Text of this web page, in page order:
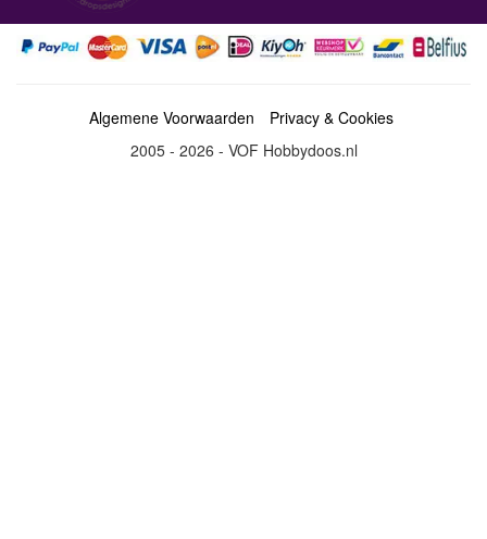
Algemene Voorwaarden
Privacy & Cookies
2005 - 2026 - VOF Hobbydoos.nl